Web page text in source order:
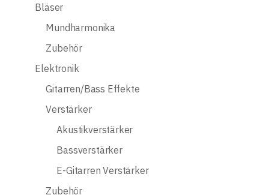
Bläser
Mundharmonika
Zubehör
Elektronik
Gitarren/Bass Effekte
Verstärker
Akustikverstärker
Bassverstärker
E-Gitarren Verstärker
Zubehör